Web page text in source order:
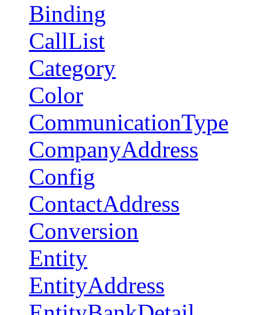
Binding
CallList
Category
Color
CommunicationType
CompanyAddress
Config
ContactAddress
Conversion
Entity
EntityAddress